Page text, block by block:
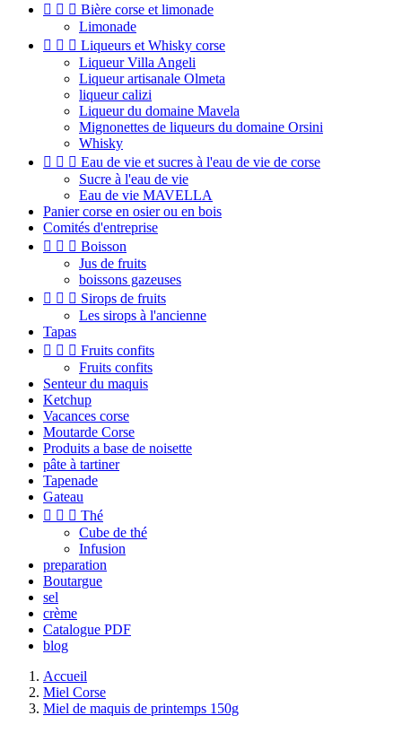
   Bière corse et limonade
Limonade
   Liqueurs et Whisky corse
Liqueur Villa Angeli
Liqueur artisanale Olmeta
liqueur calizi
Liqueur du domaine Mavela
Mignonettes de liqueurs du domaine Orsini
Whisky
   Eau de vie et sucres à l'eau de vie de corse
Sucre à l'eau de vie
Eau de vie MAVELLA
Panier corse en osier ou en bois
Comités d'entreprise
   Boisson
Jus de fruits
boissons gazeuses
   Sirops de fruits
Les sirops à l'ancienne
Tapas
   Fruits confits
Fruits confits
Senteur du maquis
Ketchup
Vacances corse
Moutarde Corse
Produits a base de noisette
pâte à tartiner
Tapenade
Gateau
   Thé
Cube de thé
Infusion
preparation
Boutargue
sel
crème
Catalogue PDF
blog
Accueil
Miel Corse
Miel de maquis de printemps 150g